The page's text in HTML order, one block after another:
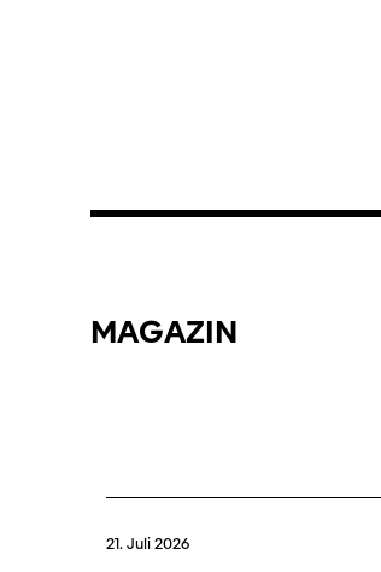
MAGAZIN
21. Juli 2026